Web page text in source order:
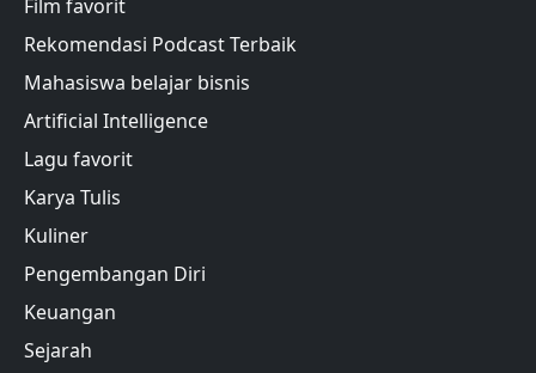
Film favorit
Rekomendasi Podcast Terbaik
Mahasiswa belajar bisnis
Artificial Intelligence
Lagu favorit
Karya Tulis
Kuliner
Pengembangan Diri
Keuangan
Sejarah